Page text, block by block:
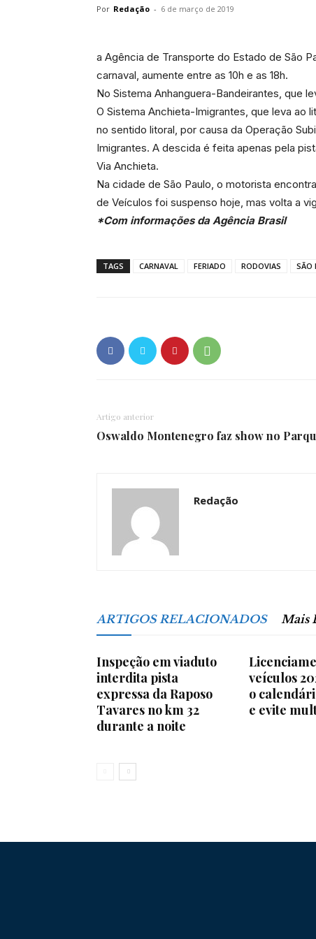
Por Redação - 6 de março de 2019
a Agência de Transporte do Estado de São
carnaval, aumente entre as 10h e as 18h.
No Sistema Anhanguera-Bandeirantes, que
O Sistema Anchieta-Imigrantes, que leva ao
no sentido litoral, por causa da Operação
Imigrantes. A descida é feita apenas pela
Via Anchieta.
Na cidade de São Paulo, o motorista
de Veículos foi suspenso hoje, mas volta a
*Com informações da Agência Brasil
TAGS CARNAVAL FERIADO RODOVIAS SÃO
Artigo anterior
Oswaldo Montenegro faz show no
Redação
ARTIGOS RELACIONADOS Mais
Inspeção em viaduto
interdita pista
expressa da Raposo
Tavares no km 32
durante a noite
veículos
o
e evite